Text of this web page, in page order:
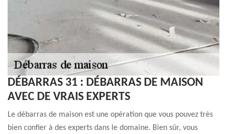
DÉBARRAS 31 : DÉBARRAS DE MAISON
AVEC DE VRAIS EXPERTS
Le débarras de maison est une opération que vous pouvez très
bien confier à des experts dans le domaine. Bien sûr, vous